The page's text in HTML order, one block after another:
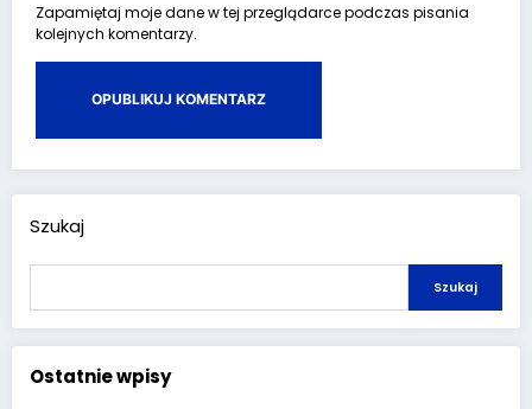
Zapamiętaj moje dane w tej przeglądarce podczas pisania
kolejnych komentarzy.
Szukaj
Szukaj
Ostatnie wpisy